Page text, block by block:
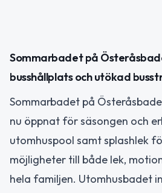
Sommarbadet på
busshållplats och utökad
Sommarbadet på
nu öppnat för säsongen och
utomhuspool samt splashlek
möjligheter till både lek,
hela familjen. Utomhusbadet